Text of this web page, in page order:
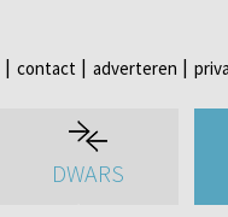
contact adverteren
DWARS